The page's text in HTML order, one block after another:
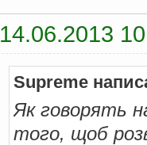
14.06.2013
Supreme
Як говорять
того, щоб